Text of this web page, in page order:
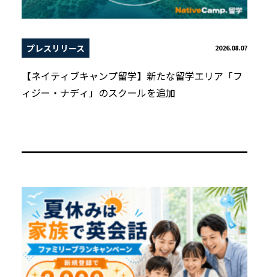
プレスリリース 2026.08.07
【ネイティブキャンプ留学】新たな留学エリア「フ
ィジー・ナディ」のスクールを追加